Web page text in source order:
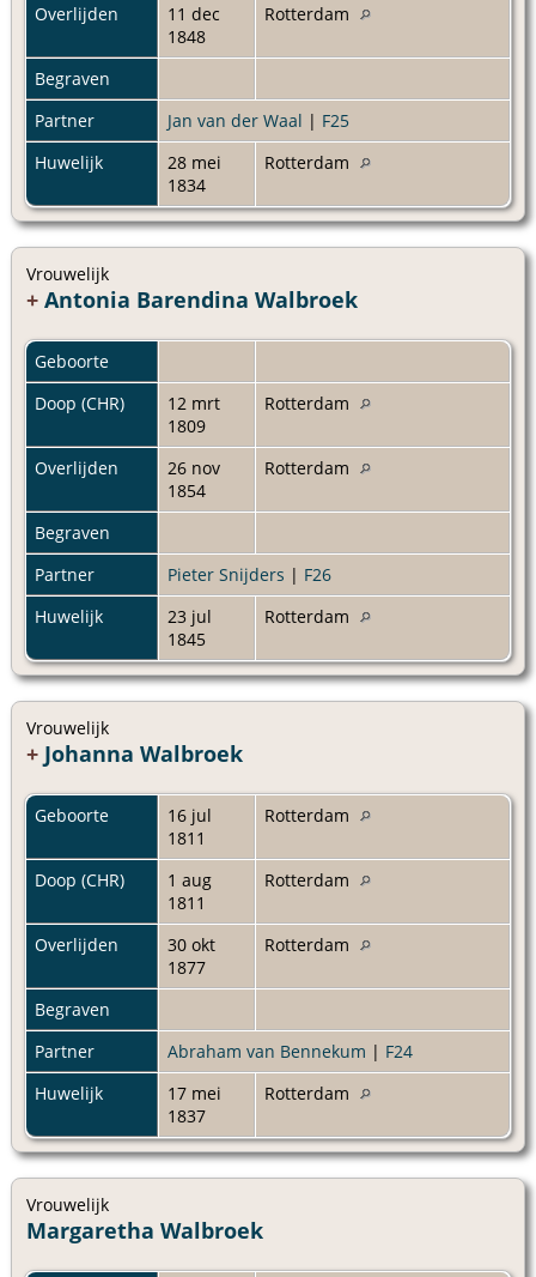
Overlijden
11 dec
1848
Rotterdam
Begraven
Partner
Jan van der Waal | F25
Huwelijk
28 mei
1834
Rotterdam
Vrouwelijk
+ Antonia Barendina Walbroek
Geboorte
Doop (CHR)
12 mrt
1809
Rotterdam
Overlijden
26 nov
1854
Rotterdam
Begraven
Partner
Pieter Snijders | F26
Huwelijk
23 jul
1845
Rotterdam
Vrouwelijk
+ Johanna Walbroek
Geboorte
16 jul
1811
Rotterdam
Doop (CHR)
1 aug
1811
Rotterdam
Overlijden
30 okt
1877
Rotterdam
Begraven
Partner
Abraham van Bennekum | F24
Huwelijk
17 mei
1837
Rotterdam
Vrouwelijk
Margaretha Walbroek